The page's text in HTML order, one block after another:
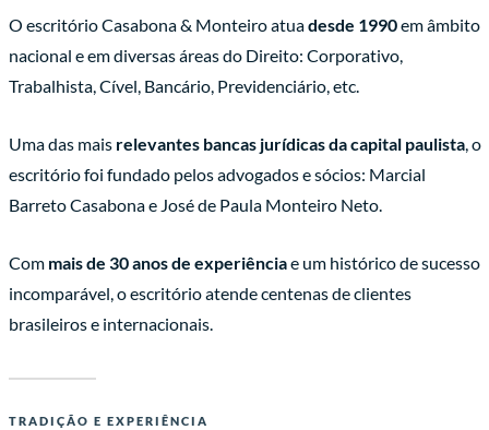
O escritório Casabona & Monteiro atuadesde 1990em âmbito
nacional e em diversas áreas do Direito: Corporativo,
Trabalhista, Cível, Bancário, Previdenciário, etc.
Uma das mais relevantes bancas jurídicas da capital paulista, o
escritório foi fundado pelos advogados e sócios: Marcial
Barreto Casabona e José de Paula Monteiro Neto.
Com mais de 30 anos de experiênciae um histórico de sucesso
incomparável, o escritório atende centenas de clientes
brasileiros e internacionais.
TRADIÇÃO E EXPERIÊNCIA